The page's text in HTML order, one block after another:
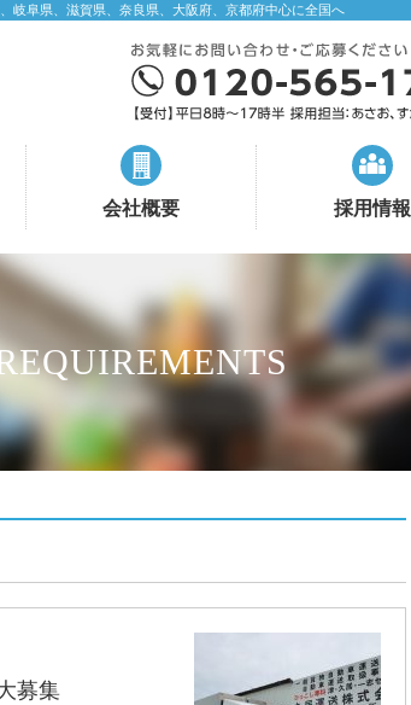
岐阜県、滋賀県、奈良県、大阪府、京都府中心に全国へ
会社概要 採用情報
募集